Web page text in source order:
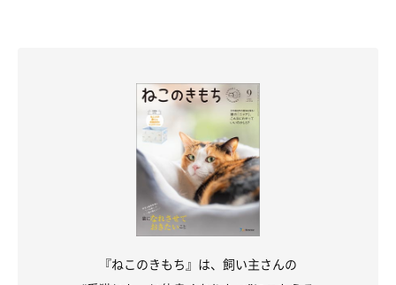
ためにおしゃべりになるんです」
カイくんとグリくんとの何気ない日常を、飼い主さんは
おしく感じています」と話していました。
関連記事:
ォーアフター」にキュンとする！
『ねこのきもち』は、飼い主さんの